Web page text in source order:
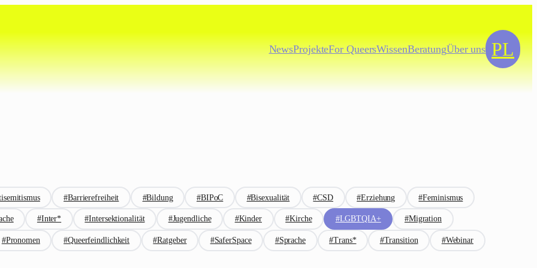
NewsProjekteFor QueersWissenBeratungÜber uns PL
#Barrierefreiheit #Bildung #BIPoC #Bisexualität #CSD #Erziehung #Feminismus
#Inter* #Intersektionalität #Jugendliche #Kinder #Kirche #LGBTQIA+ #Migration
#Pronomen #Queerfeindlichkeit #Ratgeber #SaferSpace #Sprache #Trans* #Transition #Webinar